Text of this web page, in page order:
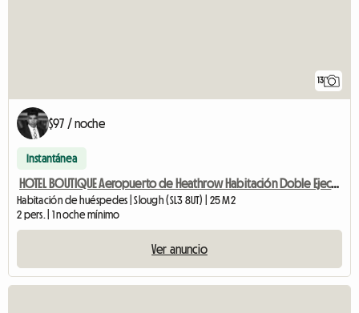
13
$97 / noche
Instantánea
HOTEL BOUTIQUE Aeropuerto de Heathrow Habitación Doble Ejecutiva PARKING GRATUITO
Habitación de huéspedes | Slough (SL3 8UT) | 25 M2
2 pers. | 1 noche mínimo
Ver anuncio